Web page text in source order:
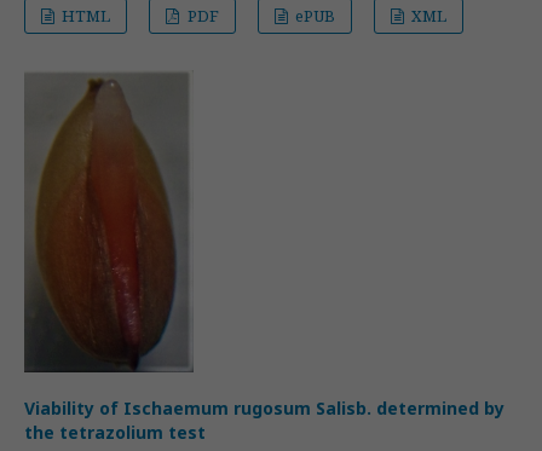
HTML
PDF ePUB XML
Viability of Ischaemum rugosum Salisb. determined by
the tetrazolium test